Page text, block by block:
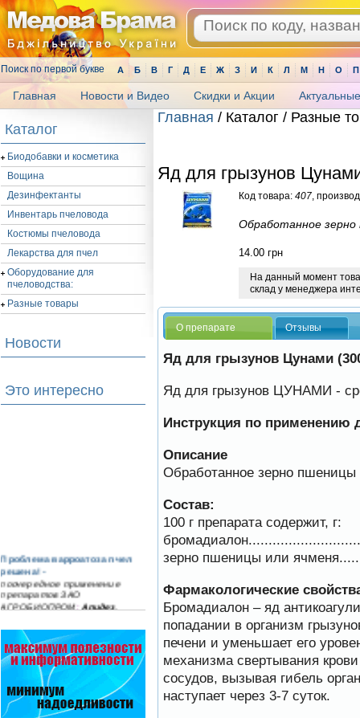
Поиск по первой букве А Б В Г Д Е Ж З И К Л М Н О П
Главная Новости и Видео Скидки и Акции
Каталог
Биодобавки и косметика
Вощина
Дезинфектанты
Инвентарь пчеловода
Костюмы пчеловода
Лекарства для пчел
Оборудование для
пчеловодства:
Разные товары
Новости
Это интересно
Проблема варроатоза пчел
решена! -
поочередное применение
препаратов ЗАО
АГРОБИОПРОМ: Апидез
Пчеловоды-долгожители
По результатам
статистического
исследования по
долгожителям старше 100
лет…
Главная / Каталог / Разные
Яд для грызунов
Код товара: 407 ,
Обработанное зерно
14.00 грн
На данный момент
склад у менеджера
О препарате Отзывы
Яд для грызунов Цунами
Яд для грызунов ЦУНАМИ -
Инструкция по применению
Описание
Обработанное зерно пшеницы
Состав:
100 г препарата содержит, г:
зерно пшеницы или
Фармакологические
Бромадиалон – яд
попадании в организм
печени и уменьшает его
механизма свертывания
сосудов, вызывая гибель
наступает через 3-7 суток.